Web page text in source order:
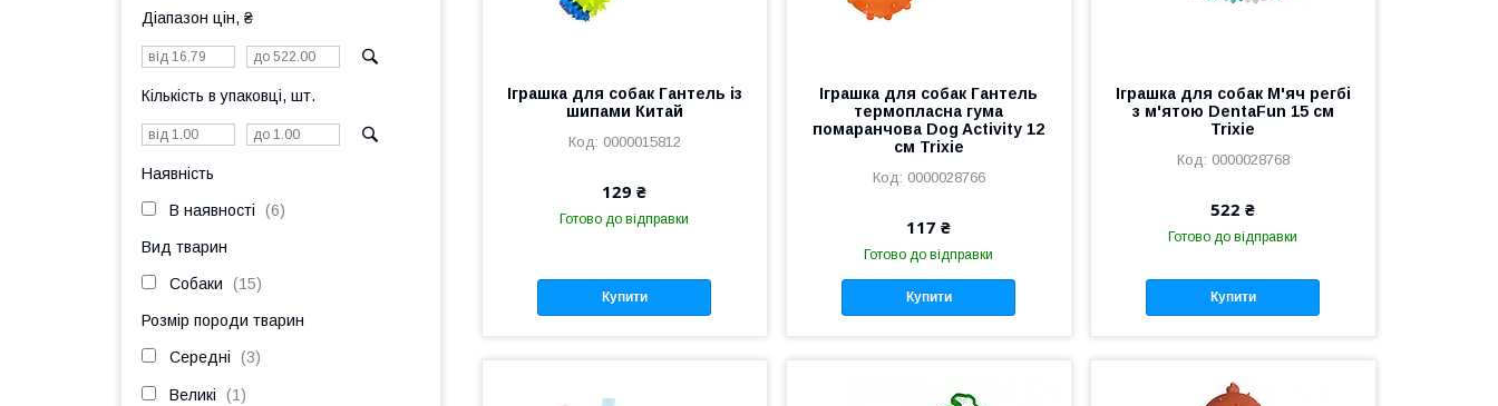
Іграшка для собак Гантель із
шипами Китай
0000015812
129 ₴
Готово до відправки
Купити
Іграшка для собак Гантель
термопласна гума
помаранчова Dog Activity 12
см Trixie
0000028766
117 ₴
Готово до відправки
Купити
Іграшка для собак М'яч регбі
з м'ятою DentaFun 15 см
Trixie
0000028768
522 ₴
Готово до відправки
Купити
Діапазон цін, ₴
Кількість в упаковці, шт.
Наявність
В наявності 6
Вид тварин
Собаки 15
Розмір породи тварин
Середні 3
Великі 1